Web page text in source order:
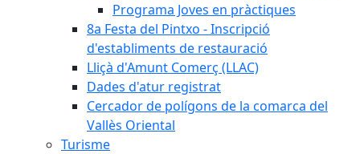
Programa Joves en pràctiques
8a Festa del Pintxo - Inscripció
d'establiments de restauració
Lliçà d'Amunt Comerç (LLAC)
Dades d'atur registrat
Cercador de polígons de la comarca del
Vallès Oriental
Turisme